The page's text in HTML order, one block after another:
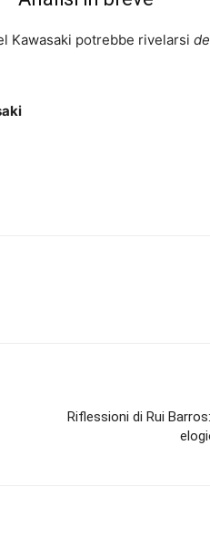
Kawasaki potrebbe rivelarsi
Riflessioni di Rui